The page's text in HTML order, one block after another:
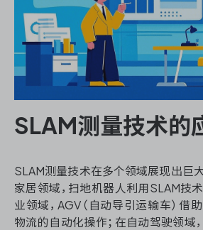
SLAM测量技术的
SLAM测量技术在多个领域展现出巨
家居领域，扫地机器人利用SLAM技
业领域，AGV（自动导引运输车）借
物流的自动化操作；在自动驾驶领域